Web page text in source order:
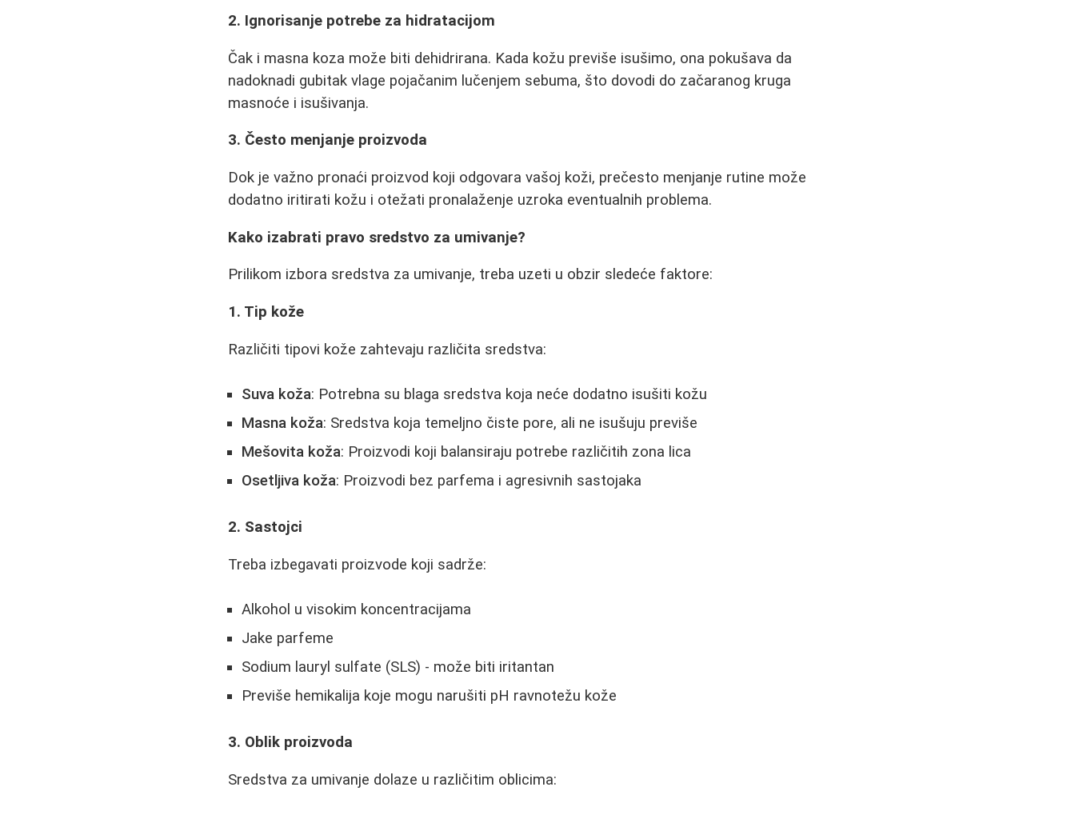
2. Ignorisanje potrebe za hidratacijom
Čak i masna koza može biti dehidrirana. Kada kožu previše isušimo, ona pokušava da
nadoknadi gubitak vlage pojačanim lučenjem sebuma, što dovodi do začaranog kruga
masnoće i isušivanja.
3. Često menjanje proizvoda
Dok je važno pronaći proizvod koji odgovara vašoj koži, prečesto menjanje rutine može
dodatno iritirati kožu i otežati pronalaženje uzroka eventualnih problema.
Kako izabrati pravo sredstvo za umivanje?
Prilikom izbora sredstva za umivanje, treba uzeti u obzir sledeće faktore:
1. Tip kože
Različiti tipovi kože zahtevaju različita sredstva:
Suva koža: Potrebna su blaga sredstva koja neće dodatno isušiti kožu
Masna koža: Sredstva koja temeljno čiste pore, ali ne isušuju previše
Mešovita koža: Proizvodi koji balansiraju potrebe različitih zona lica
Osetljiva koža: Proizvodi bez parfema i agresivnih sastojaka
2. Sastojci
Treba izbegavati proizvode koji sadrže:
Alkohol u visokim koncentracijama
Jake parfeme
Sodium lauryl sulfate (SLS) - može biti iritantan
Previše hemikalija koje mogu narušiti pH ravnotežu kože
3. Oblik proizvoda
Sredstva za umivanje dolaze u različitim oblicima: